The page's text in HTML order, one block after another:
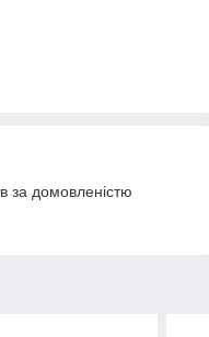
за домовленістю